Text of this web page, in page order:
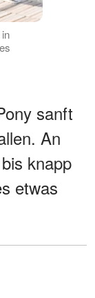
sanft
An
knapp
etwas